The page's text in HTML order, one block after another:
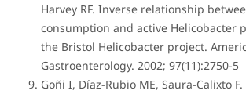
Harvey RF. Inverse relationship
consumption and active Helicobacter
the Bristol Helicobacter project.
Gastroenterology. 2002; 97(11):2750-5
Goñi I, Díaz-Rubio ME, Saura-Calixto